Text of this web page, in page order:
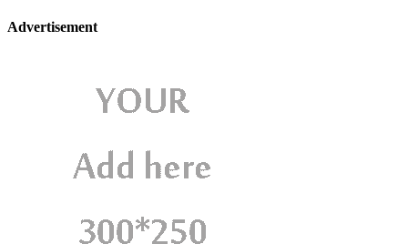
Advertisement